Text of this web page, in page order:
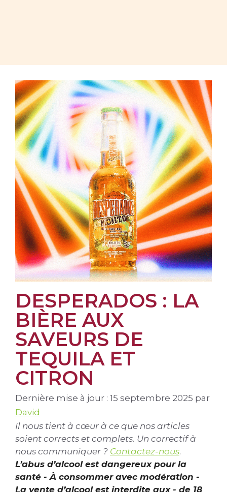
DESPERADOS : LA
BIÈRE AUX
SAVEURS DE
TEQUILA ET
CITRON
Dernière mise à jour : 15 septembre 2025 par
David
Il nous tient à cœur à ce que nos articles
soient corrects et complets. Un correctif à
nous communiquer ? Contactez-nous.
L’abus d’alcool est dangereux pour la
santé - À consommer avec modération -
La vente d’alcool est interdite aux - de 18